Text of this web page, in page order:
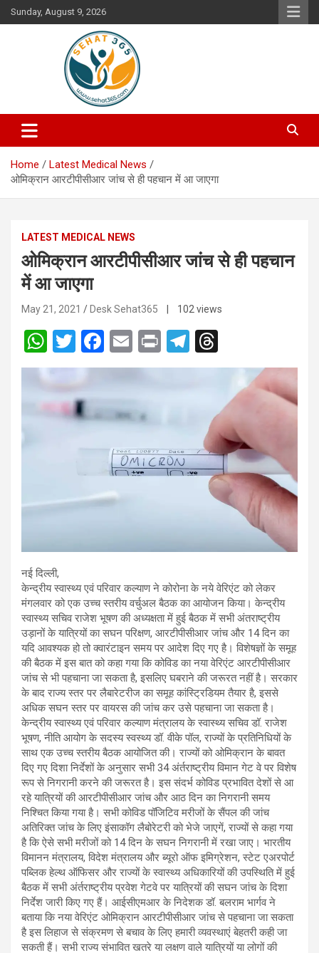
Skip
to
Sunday, August 9, 2026
Sehat365
Your's Complete Health Guide
Home
Latest Medical News
ओमिक्रान आरटीपीसीआर जांच से ही पहचान में आ जाएगा
LATEST MEDICAL NEWS
ओमिक्रान आरटीपीसीआर जांच से ही पहचान
में आ जाएगा
May 21, 2021 Desk Sehat365 | 102 views
W
h
at
s
T
wi
tt
er
F
a
ce
b
o
o
k
E
m
ail
Pr
in
T
el
m
hr
a
d
s
नई दिल्ली,
केन्द्रीय स्वास्थ्य एवं परिवार कल्याण ने कोरोना के नये वेरिएंट को लेकर
मंगलवार को एक उच्च स्तरीय वर्चुअल बैठक का आयोजन किया। केन्द्रीय
स्वास्थ्य सचिव राजेश भूषण की अध्यक्षता में हुई बैठक में सभी अंतराष्ट्रीय
उड़ानों के यात्रियों का सघन परिक्षण, आरटीपीसीआर जांच और 14 दिन का
यदि आवश्यक हो तो क्वारंटाइन समय पर आदेश दिए गए है। विशेषज्ञों के समूह
की बैठक में इस बात को कहा गया कि कोविड का नया वेरिएंट आरटीपीसीआर
जांच से भी पहचाना जा सकता है, इसलिए घबराने की जरूरत नहीं है। सरकार
के बाद राज्य स्तर पर लैबारेटरीज का समूह कांस्ट्रिडियम तैयार है, इससे
अधिक सघन स्तर पर वायरस की जांच कर उसे पहचाना जा सकता है।
केन्द्रीय स्वास्थ्य एवं परिवार कल्याण मंत्रालय के स्वास्थ्य सचिव डॉ. राजेश
भूषण, नीति आयोग के सदस्य स्वस्थ्य डॉ. वीके पॉल, राज्यों के प्रतिनिधियों के
साथ एक उच्च स्तरीय बैठक आयोजित की। राज्यों को ओमिक्रान के बावत
दिए गए दिशा निर्देशों के अनुसार सभी 34 अंर्तराष्ट्रीय विमान गेट वे पर विशेष
रूप से निगरानी करने की जरूरत है। इस संदर्भ कोविड प्रभावित देशों से आ
रहे यात्रियों की आरटीपीसीआर जांच और आठ दिन का निगरानी समय
निश्चित किया गया है। सभी कोविड पॉजिटिव मरीजों के सैंपल की जांच
अतिरिक्त जांच के लिए इंसाकॉग लैबोरेटरी को भेजे जाएगें, राज्यों से कहा गया
है कि ऐसे सभी मरीजों को 14 दिन के सघन निगरानी में रखा जाए। भारतीय
विमानन मंत्रालय, विदेश मंत्रालय और ब्यूरो ऑफ इमिग्रेशन, स्टेट एअरपोर्ट
पब्लिक हेल्थ ऑफिसर और राज्यों के स्वास्थ्य अधिकारियों की उपस्थिति में हुई
बैठक में सभी अंर्तराष्ट्रीय प्रवेश गेटवे पर यात्रियों की सघन जांच के दिशा
निर्देश जारी किए गए हैं। आईसीएमआर के निदेशक डॉ. बलराम भार्गव ने
बताया कि नया वेरिएंट ओमिक्रान आरटीपीसीआर जांच से पहचाना जा सकता
है इस लिहाज से संक्रमण से बचाव के लिए हमारी व्यवस्थाएं बेहतरी कही जा
सकती हैं। सभी राज्य संभावित खतरे या लक्षण वाले यात्रियों या लोगों की